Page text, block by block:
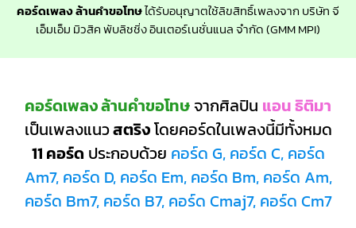
คอร์ดเพลง ล้านคำขอโทษได้รับอนุญาตใช้ลิขสิทธิ์เพลงจาก บริษัท จี
เอ็มเอ็ม มิวสิค พับลิชชิ่ง อินเตอร์เนชั่นแนล จำกัด (GMM MPI)
คอร์ดเพลง ล้านคำขอโทษ จากศิลปิน แอน ธิติมา
เป็นเพลงแนวสตริงโดยคอร์ดในเพลงนี้มีทั้งหมด
11 คอร์ด ประกอบด้วย คอร์ด G, คอร์ด C, คอร์ด
Am7, คอร์ด D, คอร์ด Em, คอร์ด Bm, คอร์ด Am,
คอร์ด Bm7, คอร์ด B7, คอร์ด Cmaj7, คอร์ด Cm7